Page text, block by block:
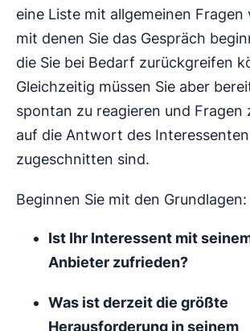
eine Liste mit allgemeinen Fragen
mit denen Sie das Gespräch
die Sie bei Bedarf zurückgreifen
Gleichzeitig müssen Sie aber
spontan zu reagieren und Fragen
auf die Antwort des Interessenten
zugeschnitten sind.
Beginnen Sie mit den Grundlagen:
Ist Ihr Interessent mit
Anbieter zufrieden?
Was ist derzeit die größte
Herausforderung in seinem